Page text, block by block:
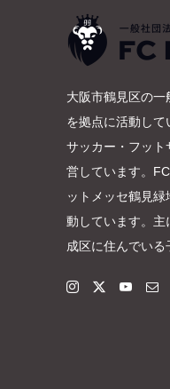
大阪市鶴見区の
を拠点に活動し
サッカー・フット
営しています。
ットメッセ鶴見
動しています。主
成区に住んでいる